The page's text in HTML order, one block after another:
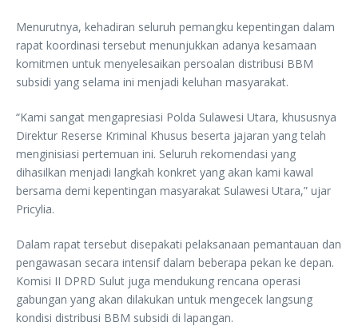
Menurutnya, kehadiran seluruh pemangku kepentingan dalam
rapat koordinasi tersebut menunjukkan adanya kesamaan
komitmen untuk menyelesaikan persoalan distribusi BBM
subsidi yang selama ini menjadi keluhan masyarakat.
“Kami sangat mengapresiasi Polda Sulawesi Utara, khususnya
Direktur Reserse Kriminal Khusus beserta jajaran yang telah
menginisiasi pertemuan ini. Seluruh rekomendasi yang
dihasilkan menjadi langkah konkret yang akan kami kawal
bersama demi kepentingan masyarakat Sulawesi Utara,” ujar
Pricylia.
Dalam rapat tersebut disepakati pelaksanaan pemantauan dan
pengawasan secara intensif dalam beberapa pekan ke depan.
Komisi II DPRD Sulut juga mendukung rencana operasi
gabungan yang akan dilakukan untuk mengecek langsung
kondisi distribusi BBM subsidi di lapangan.